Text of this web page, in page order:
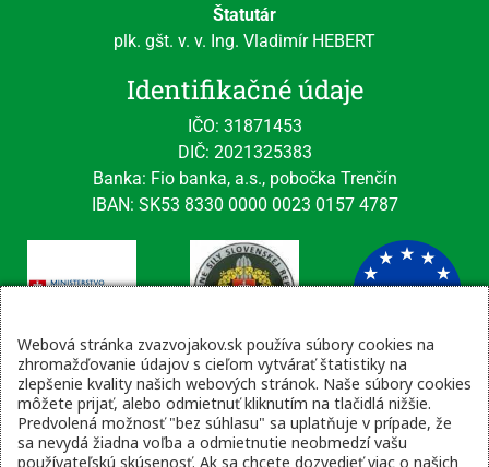
Štatutár
plk. gšt. v. v. Ing. Vladimír HEBERT
Identifikačné údaje
IČO: 31871453
DIČ: 2021325383
Banka: Fio banka, a.s., pobočka Trenčín
IBAN: SK53 8330 0000 0023 0157 4787
Kontaktné údaje
email: tajomnik@zvsr.sk
telefón: 0908535335
Webová stránka zvazvojakov.sk používa súbory cookies na
zhromažďovanie údajov s cieľom vytvárať štatistiky na
zlepšenie kvality našich webových stránok. Naše súbory cookies
môžete prijať, alebo odmietnuť kliknutím na tlačidlá nižšie.
Predvolená možnosť "bez súhlasu" sa uplatňuje v prípade, že
sa nevydá žiadna voľba a odmietnutie neobmedzí vašu
používateľskú skúsenosť. Ak sa chcete dozvedieť viac o našich